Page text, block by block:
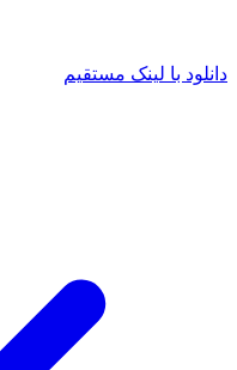
دانلود با لینک مستقیم